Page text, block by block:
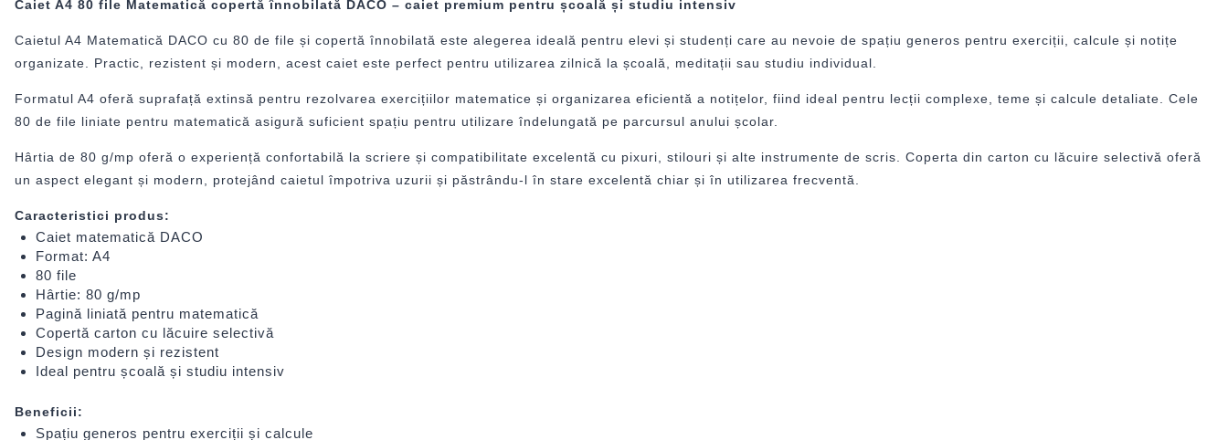
Caiet A4 80 file Matematică copertă înnobilată DACO – caiet premium pentru școală și studiu intensiv
Caietul A4 Matematică DACO cu 80 de file și copertă înnobilată este alegerea ideală pentru elevi și studenți care au nevoie de spațiu generos pentru exerciții, calcule și notițe
organizate. Practic, rezistent și modern, acest caiet este perfect pentru utilizarea zilnică la școală, meditații sau studiu individual.
Formatul A4 oferă suprafață extinsă pentru rezolvarea exercițiilor matematice și organizarea eficientă a notițelor, fiind ideal pentru lecții complexe, teme și calcule detaliate. Cele
80 de file liniate pentru matematică asigură suficient spațiu pentru utilizare îndelungată pe parcursul anului școlar.
Hârtia de 80 g/mp oferă o experiență confortabilă la scriere și compatibilitate excelentă cu pixuri, stilouri și alte instrumente de scris. Coperta din carton cu lăcuire selectivă oferă
un aspect elegant și modern, protejând caietul împotriva uzurii și păstrându-l în stare excelentă chiar și în utilizarea frecventă.
Caracteristici produs:
Caiet matematică DACO
Format: A4
80 file
Hârtie: 80 g/mp
Pagină liniată pentru matematică
Copertă carton cu lăcuire selectivă
Design modern și rezistent
Ideal pentru școală și studiu intensiv
Beneficii:
Spațiu generos pentru exerciții și calcule